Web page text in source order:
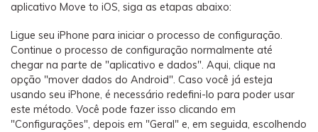
aplicativo Move to iOS, siga as etapas abaixo:
Ligue seu iPhone para iniciar o processo de configuração.
Continue o processo de configuração normalmente até
chegar na parte de "aplicativo e dados". Aqui, clique na
opção "mover dados do Android". Caso você já esteja
usando seu iPhone, é necessário redefini-lo para poder usar
este método. Você pode fazer isso clicando em
"Configurações", depois em "Geral" e, em seguida, escolhendo